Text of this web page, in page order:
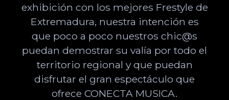
exhibición con los mejores Frestyle de
Extremadura, nuestra intención es
que poco a poco nuestros chic@s
puedan demostrar su valía por todo el
territorio regional y que puedan
disfrutar el gran espectáculo que
ofrece CONECTA MUSICA.